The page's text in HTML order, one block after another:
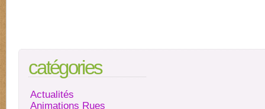
catégories
Actualités
Animations Rues